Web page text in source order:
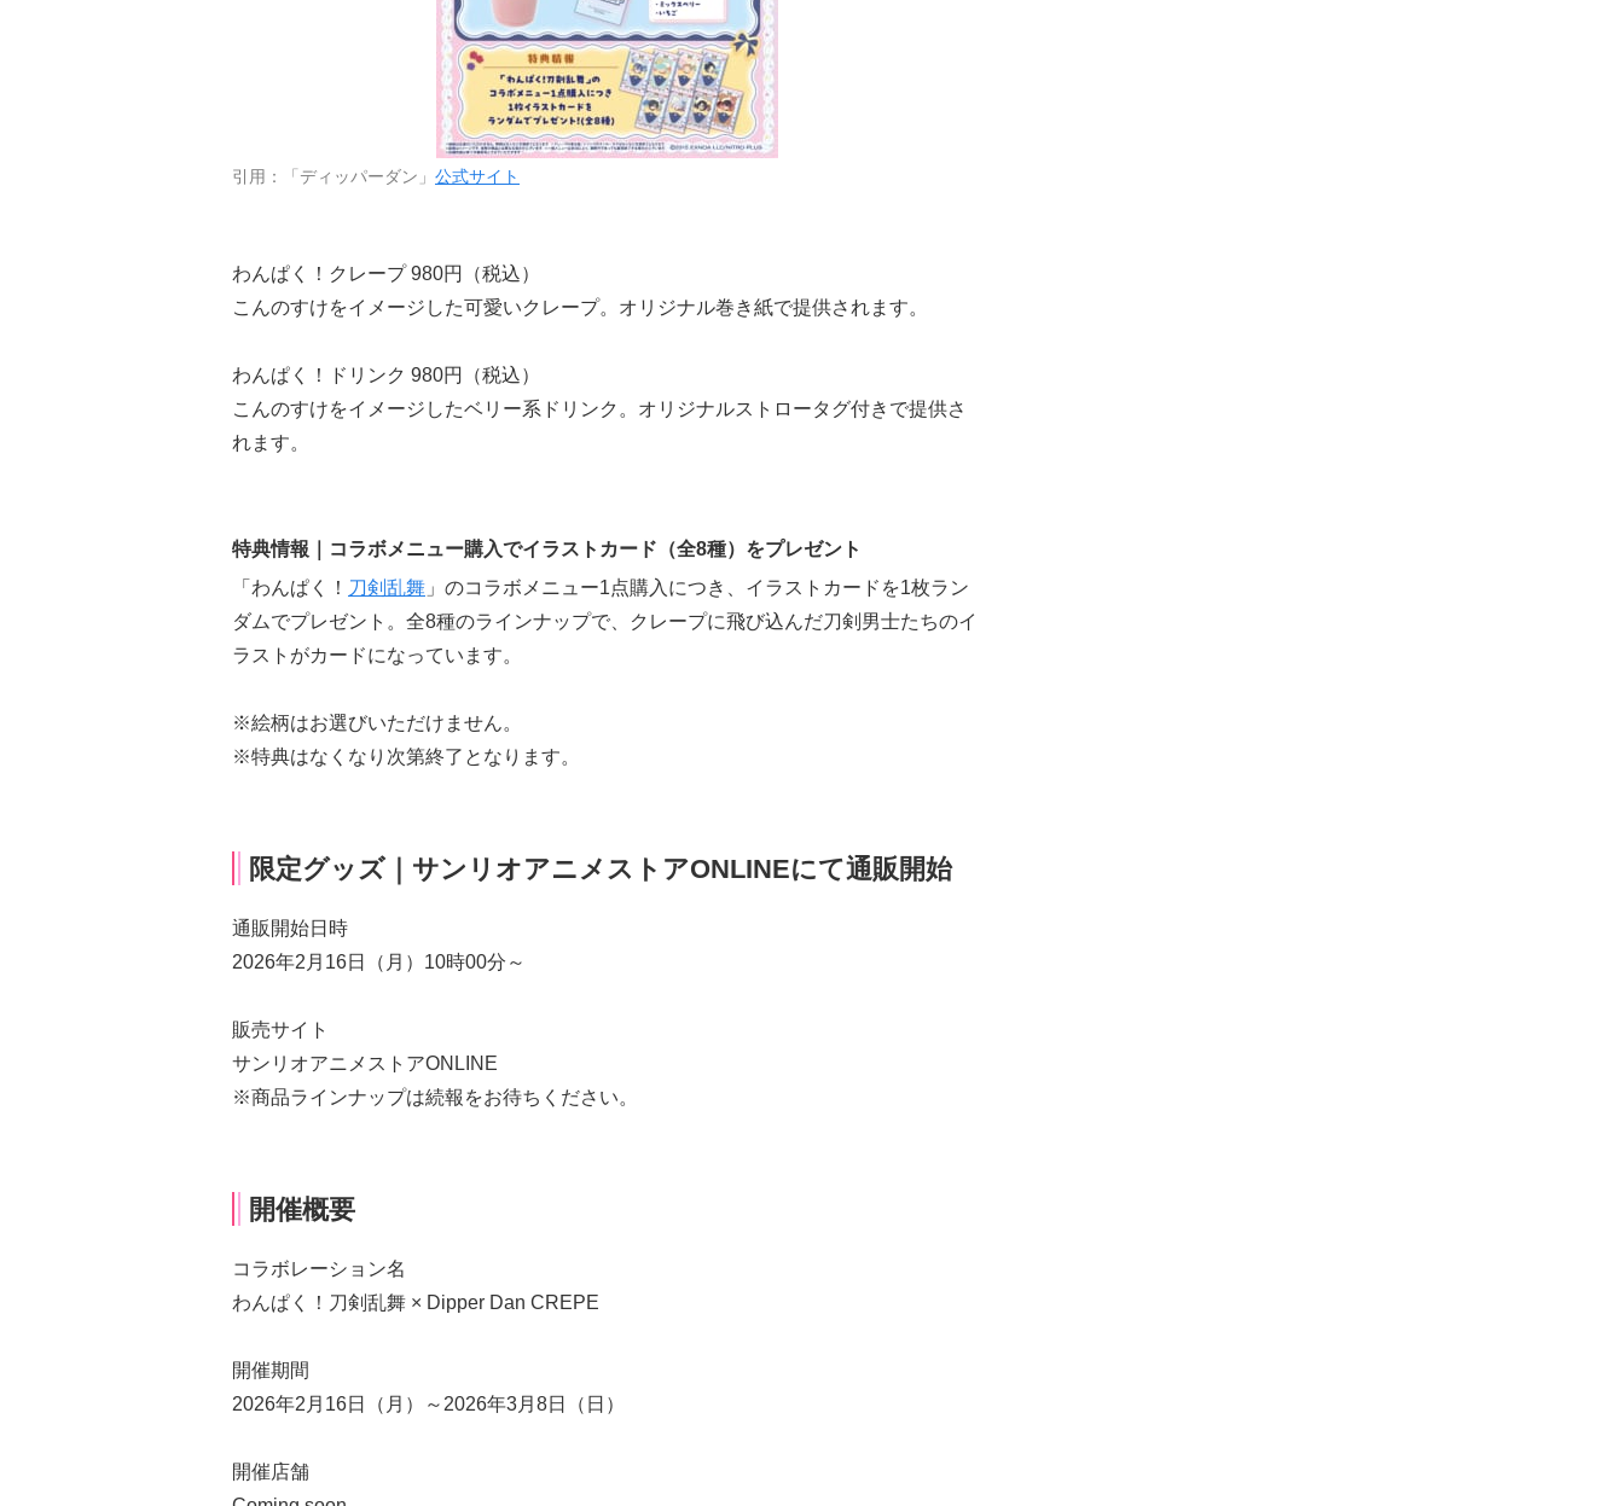
引用：「ディッパーダン」 公式サイト
わんぱく！クレープ 980円（税込）
こんのすけをイメージした可愛いクレープ。オリジナル巻き紙で提供されます。
わんぱく！ドリンク 980円（税込）
こんのすけをイメージしたベリー系ドリンク。オリジナルストロータグ付きで提供さ
れます。
特典情報｜コラボメニュー購入でイラストカード（全8種）をプレゼント
「わんぱく！ 刀剣乱舞 」のコラボメニュー1点購入につき、イラストカードを1枚ラン
ダムでプレゼント。全8種のラインナップで、クレープに飛び込んだ刀剣男士たちのイ
ラストがカードになっています。
※絵柄はお選びいただけません。
※特典はなくなり次第終了となります。
限定グッズ｜サンリオアニメストアONLINEにて通販開始
通販開始日時
2026年2月16日（月）10時00分～
販売サイト
サンリオアニメストアONLINE
※商品ラインナップは続報をお待ちください。
開催概要
コラボレーション名
わんぱく！刀剣乱舞 × Dipper Dan CREPE
開催期間
2026年2月16日（月）～2026年3月8日（日）
開催店舗